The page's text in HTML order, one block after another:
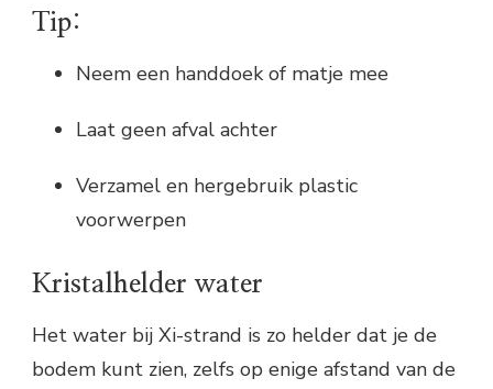
Tip:
Neem een handdoek of matje mee
Laat geen afval achter
Verzamel en hergebruik plastic
voorwerpen
Kristalhelder water
Het water bij Xi-strand is zo helder dat je de
bodem kunt zien, zelfs op enige afstand van de